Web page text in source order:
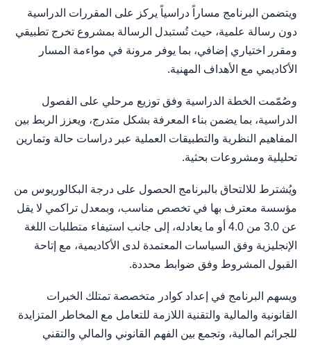
ويتضمن البرنامج مساراً دراسياً يركز على المقررات الدراسية
دون رسالة علمية، حيث تُستبدل الرسالة بمشروع تخرج تطبيقي
ومقرر اختياري إضافي، بما يوفر مرونة في مواءمة المسار
الأكاديمي مع الأهداف المهنية.
وصُمّمت الخطة الدراسية وفق توزيع مرحلي على الفصول
الدراسية، بما يضمن بناء المعرفة بشكل متدرج، ويعزز الربط بين
المفاهيم النظرية والتطبيقات العملية عبر دراسات حالة وتمارين
تحليلية ومشروعات بحثية.
ويُشترط للالتحاق بالبرنامج الحصول على درجة البكالوريوس من
مؤسسة معترف بها في تخصص مناسب، وبمعدل تراكمي لا يقل
عن 3.0 من 4.0 أو ما يعادله، إلى جانب استيفاء متطلبات اللغة
الإنجليزية وفق السياسات المعتمدة لدى الأكاديمية، مع إتاحة
القبول المشروط وفق ضوابط محددة.
ويسهم البرنامج في إعداد كوادر متخصصة تمتلك الخبرات
القانونية والمالية والتقنية اللازمة للتعامل مع المخاطر المتزايدة
للجرائم المالية، وتجمع بين الفهم القانوني والمالي والتقني